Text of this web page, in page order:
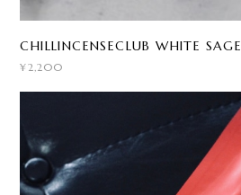
CHILLINCENSECLUB WHITE SAGE
¥2,200